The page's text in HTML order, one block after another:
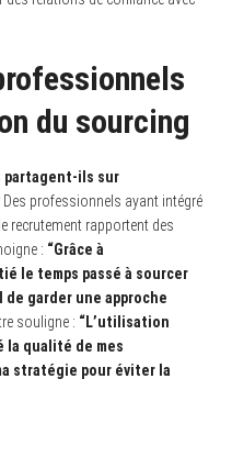
du sourcing
partagent-ils sur
Des professionnels ayant intégré
recrutement rapportent des
: “Grâce à
le temps passé à sourcer
garder une approche
souligne : “L’utilisation
la qualité de mes
stratégie pour éviter la